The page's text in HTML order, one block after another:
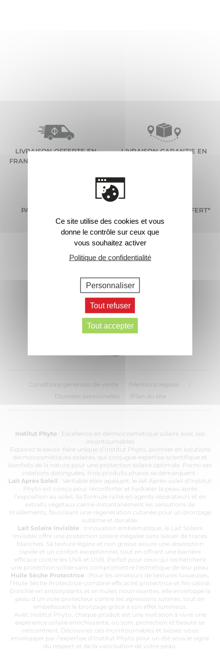
LIVRAISON OFFERTE EN
FRANCE METROPOLITAINE*
LIVRAISON GARANTIE EN
PAIEMENT SÉCURISÉ KIT ÉCHANTILLON OFFERT*
Contactez-nous
> Écrivez-nous
Suivez nous sur les réseaux :
Conditions générales de vente
Mentions légales
Données personnelles
Plan du site
Institut Phyto : Excellence en dermocosmétique solaire avec ses
incontournables
Explorez le savoir-faire unique d’Institut Phyto, pionnier en solutions
dermocosmétiques solaires, qui conjugue expertise scientifique et
bienfaits de la nature pour une protection solaire optimale. Parmi ses
créations distinguées, trois produits phares se démarquent :
Lait Après Soleil : Véritable élixir apaisant, le lait Après-soleil d’Institut
Phyto est conçu pour réconforter et hydrater la peau après
l’exposition au soleil. Sa formule riche en agents réparateurs et en
extraits végétaux calme instantanément les sensations de
tiraillements, favorisant une régénération cutanée pour un bronzage
sublime et durable.
Lait Solaire Invisible : Innovation emblématique, le Lait Solaire
Invisible offre une protection solaire inégalée sans laisser de traces
blanches. Sa texture légère et non grasse assure une absorption
rapide et un confort exceptionnel, tout en offrant une barrière
efficace contre les UVA et UVB. Parfait pour ceux qui recherchent
une protection solide sans compromettre l’esthétique de leur peau.
Huile Sèche Protectrice : Pour les amateurs de textures luxueuses,
l’Huile Sèche Protectrice combine efficacité protectrice et fini satiné.
Enrichie en antioxydants et en huiles nourrissantes, elle enveloppe la
peau d’un voile protecteur contre les agressions solaires, tout en
embellissant le bronzage grâce à son effet lumineux.
Avec Institut Phyto, chaque produit est une invitation à vivre une
expérience solaire enrichissante, où soin, protection et beauté se
rencontrent. Découvrez ces incontournables et laissez-vous
envelopper par l’expertise d’Institut Phyto pour un été sous le signe
du respect et de la valorisation de votre peau.
Ce site utilise des cookies et vous
donne le contrôle sur ceux que
vous souhaitez activer
Politique de confidentialité
Personnaliser
Tout refuser
Tout accepter